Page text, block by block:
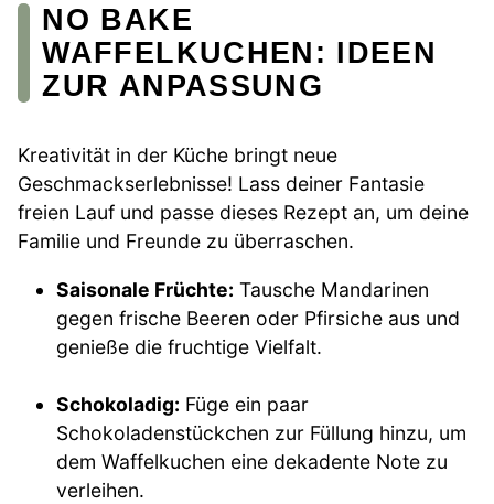
NO BAKE
WAFFELKUCHEN: IDEEN
ZUR ANPASSUNG
Kreativität in der Küche bringt neue
Geschmackserlebnisse! Lass deiner Fantasie
freien Lauf und passe dieses Rezept an, um deine
Familie und Freunde zu überraschen.
Saisonale Früchte: Tausche Mandarinen
gegen frische Beeren oder Pfirsiche aus und
genieße die fruchtige Vielfalt.
Schokoladig: Füge ein paar
Schokoladenstückchen zur Füllung hinzu, um
dem Waffelkuchen eine dekadente Note zu
verleihen.